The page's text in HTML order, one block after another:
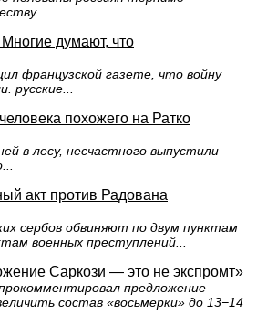
думают, что
французской газете, что войну
русские...
похожего на Ратко
в лесу, несчастного выпустили
акт против Радована
сербов обвиняют по двум пунктам
военных преступлений...
Саркози — это не экспромт»
предложение
состав «восьмерки» до 13−14